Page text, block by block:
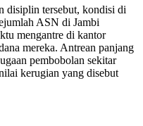
disiplin tersebut, kondisi di
ASN di Jambi
mengantre di kantor
mereka. Antrean panjang
pembobolan sekitar
kerugian yang disebut